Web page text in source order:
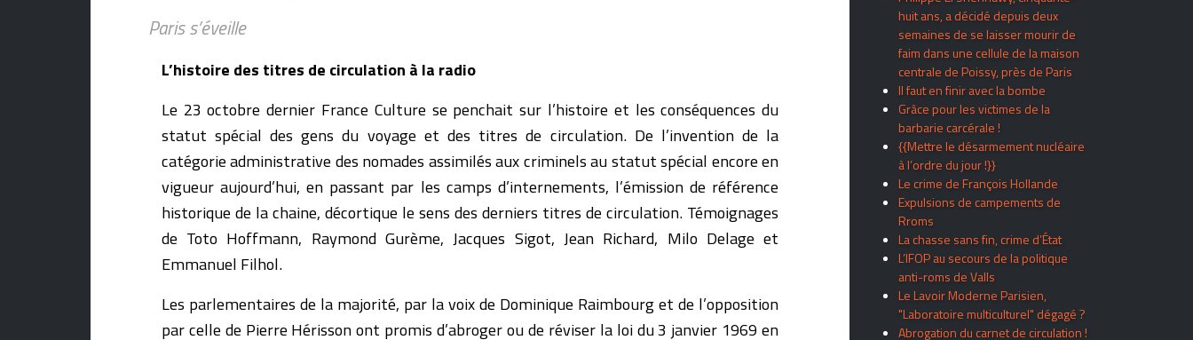
Paris s’éveille
L’histoire des titres de circulation à la radio
Le 23 octobre dernier France Culture se penchait sur l’histoire et les conséquences du
statut spécial des gens du voyage et des titres de circulation. De l’invention de la
catégorie administrative des nomades assimilés aux criminels au statut spécial encore en
vigueur aujourd’hui, en passant par les camps d’internements, l’émission de référence
historique de la chaine, décortique le sens des derniers titres de circulation. Témoignages
de Toto Hoffmann, Raymond Gurème, Jacques Sigot, Jean Richard, Milo Delage et
Emmanuel Filhol.
Les parlementaires de la majorité, par la voix de Dominique Raimbourg et de l’opposition
par celle de Pierre Hérisson ont promis d’abroger ou de réviser la loi du 3 janvier 1969 en
huit ans, a décidé depuis deux
semaines de se laisser mourir de
faim dans une cellule de la maison
centrale de Poissy, près de Paris
Il faut en finir avec la bombe
Grâce pour les victimes de la
barbarie carcérale !
{{Mettre le désarmement nucléaire
à l’ordre du jour !}}
Le crime de François Hollande
Expulsions de campements de
Rroms
La chasse sans fin, crime d’État
L’IFOP au secours de la politique
anti-roms de Valls
Le Lavoir Moderne Parisien,
"Laboratoire multiculturel" dégagé ?
Abrogation du carnet de circulation !